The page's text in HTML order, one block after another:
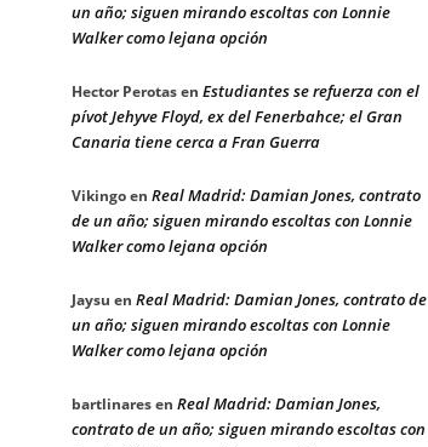
un año; siguen mirando escoltas con Lonnie
Walker como lejana opción
Hector Perotasen Estudiantes se refuerza con el
pívot Jehyve Floyd, ex del Fenerbahce; el Gran
Canaria tiene cerca a Fran Guerra
Vikingoen Real Madrid: Damian Jones, contrato
de un año; siguen mirando escoltas con Lonnie
Walker como lejana opción
Jaysu en Real Madrid: Damian Jones, contrato de
un año; siguen mirando escoltas con Lonnie
Walker como lejana opción
bartlinaresen Real Madrid: Damian Jones,
contrato de un año; siguen mirando escoltas con